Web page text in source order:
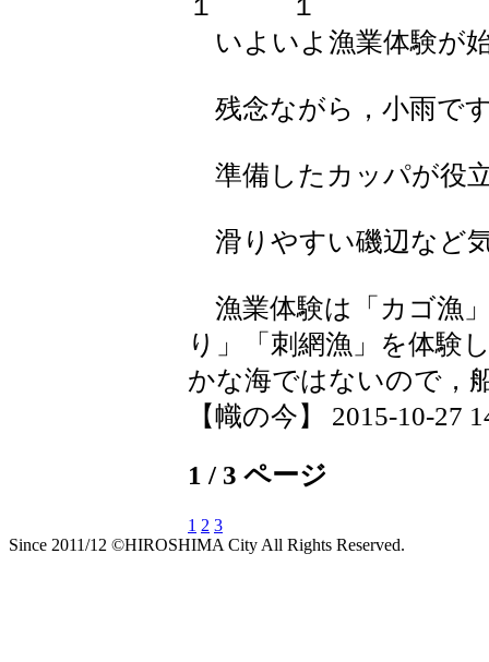
いよいよ漁業体験が
残念ながら，小雨で
準備したカッパが役
滑りやすい磯辺など
漁業体験は「カゴ漁
り」「刺網漁」を体験
かな海ではないので，
【幟の今】 2015-10-27
1 / 3 ページ
1 2 3
Since 2011/12 ©HIROSHIMA City All Rights Reserved.